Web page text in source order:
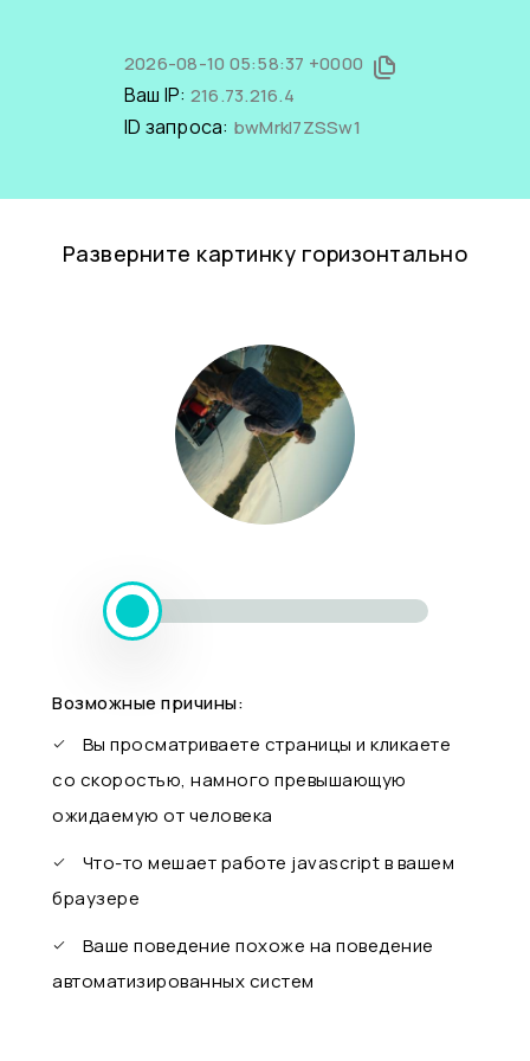
2026-08-10 05:58:37 +0000
Ваш IP: 216.73.216.4
ID запроса: bwMrkI7ZSSw1
Разверните картинку горизонтально
Возможные причины:
Вы просматриваете страницы и кликаете
со скоростью, намного превышающую
ожидаемую от человека
Что-то мешает работе javascript в вашем
браузере
Ваше поведение похоже на поведение
автоматизированных систем